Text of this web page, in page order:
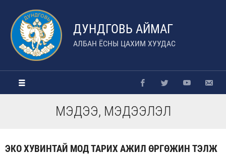
ДУНДГОВЬ АЙМАГ
АЛБАН ЁСНЫ ЦАХИМ ХУУДАС
МЭДЭЭ, МЭДЭЭЛЭЛ
ЭКО ХУВИНТАЙ МОД ТАРИХ АЖИЛ ӨРГӨЖИН ТЭЛЖ